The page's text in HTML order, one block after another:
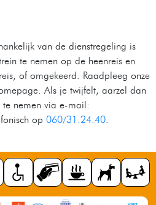
van de dienstregeling is
te nemen op de heenreis en
of omgekeerd. Raadpleeg onze
Als je twijfelt, aarzel dan
nemen via e-mail:
op 060/31.24.40.